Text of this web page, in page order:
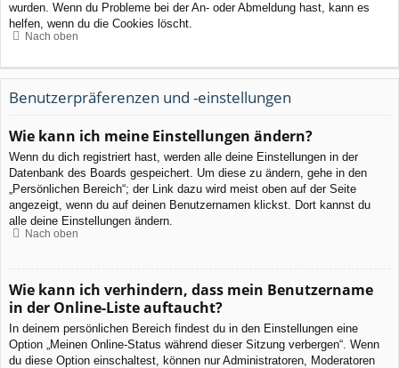
wurden. Wenn du Probleme bei der An- oder Abmeldung hast, kann es
helfen, wenn du die Cookies löscht.
Nach oben
Benutzerpräferenzen und -einstellungen
Wie kann ich meine Einstellungen ändern?
Wenn du dich registriert hast, werden alle deine Einstellungen in der
Datenbank des Boards gespeichert. Um diese zu ändern, gehe in den
„Persönlichen Bereich“; der Link dazu wird meist oben auf der Seite
angezeigt, wenn du auf deinen Benutzernamen klickst. Dort kannst du
alle deine Einstellungen ändern.
Nach oben
Wie kann ich verhindern, dass mein Benutzername
in der Online-Liste auftaucht?
In deinem persönlichen Bereich findest du in den Einstellungen eine
Option „Meinen Online-Status während dieser Sitzung verbergen“. Wenn
du diese Option einschaltest, können nur Administratoren, Moderatoren